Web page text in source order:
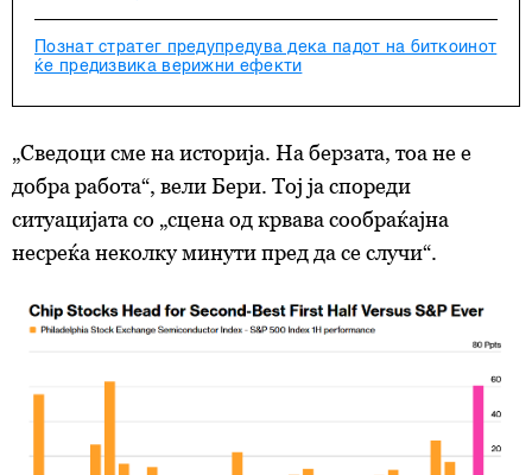
Познат стратег предупредува дека падот на биткоинот
ќе предизвика верижни ефекти
„Сведоци сме на историја. На берзата, тоа не е
добра работа“, вели Бери. Тој ја спореди
ситуацијата со „сцена од крвава сообраќајна
несреќа неколку минути пред да се случи“.